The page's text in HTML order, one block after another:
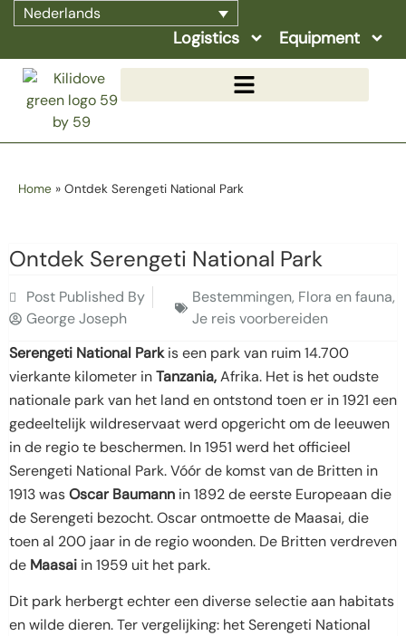
Nederlands
Logistics Equipment
Home » Ontdek Serengeti National Park
Ontdek Serengeti National Park
Post Published By
George Joseph
Bestemmingen, Flora en fauna,
Je reis voorbereiden
Serengeti National Parkis een park van ruim 14.700
vierkante kilometer inTanzania,Afrika. Het is het oudste
nationale park van het land en ontstond toen er in 1921 een
gedeeltelijk wildreservaat werd opgericht om de leeuwen
in de regio te beschermen. In 1951 werd het officieel
Serengeti National Park. Vóór de komst van de Britten in
1913 wasOscar Baumann in 1892 de eerste Europeaan die
de Serengeti bezocht. Oscar ontmoette de Maasai, die
toen al 200 jaar in de regio woonden. De Britten verdreven
de Maasai in 1959 uit het park.
Dit park herbergt echter een diverse selectie aan habitats
en wilde dieren. Ter vergelijking: het Serengeti National